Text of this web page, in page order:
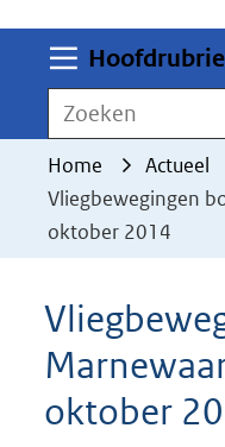
worden
toegestaan
geweigerd.
Zoeken
Home Actueel
Vliegbewegingen
oktober 2014
oktober